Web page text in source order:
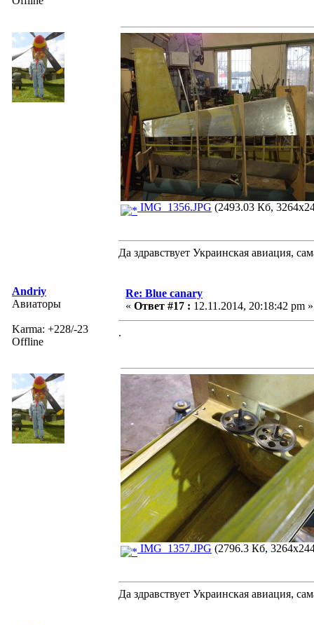
IMG_1356.JPG (2493.03 Кб,
Да здравствует Украинская авиация,
Andriy
Авиаторы
Karma: +228/-23
Offline
Re: Blue canary
« Ответ #17 : 12.11.2014, 20:18:42 pm »
.
IMG_1357.JPG (2796.3 Кб,
Да здравствует Украинская авиация,